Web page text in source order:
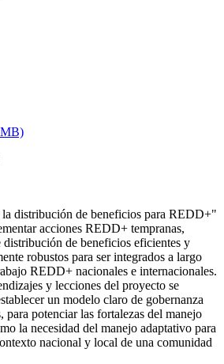
distribución de beneficios para REDD+"
acciones REDD+ tempranas,
distribución de beneficios eficientes y
robustos para ser integrados a largo
REDD+ nacionales e internacionales.
y lecciones del proyecto se
un modelo claro de gobernanza
para potenciar las fortalezas del manejo
la necesidad del manejo adaptativo para
nacional y local de una comunidad